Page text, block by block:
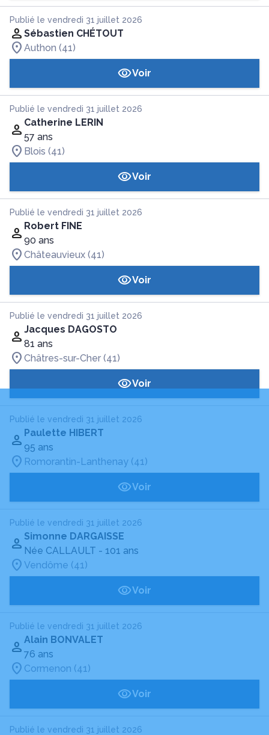
Publié le vendredi 31 juillet 2026
Sébastien CHÉTOUT
Authon (41)
Voir
Publié le vendredi 31 juillet 2026
Catherine LERIN
57 ans
Blois (41)
Voir
Publié le vendredi 31 juillet 2026
Robert FINE
90 ans
Châteauvieux (41)
Voir
Publié le vendredi 31 juillet 2026
Jacques DAGOSTO
81 ans
Châtres-sur-Cher (41)
Voir
Publié le vendredi 31 juillet 2026
Paulette HIBERT
95 ans
Romorantin-Lanthenay (41)
Voir
Publié le vendredi 31 juillet 2026
Simonne DARGAISSE
Née CALLAULT - 101 ans
Vendôme (41)
Voir
Publié le vendredi 31 juillet 2026
Alain BONVALET
76 ans
Cormenon (41)
Voir
Publié le vendredi 31 juillet 2026